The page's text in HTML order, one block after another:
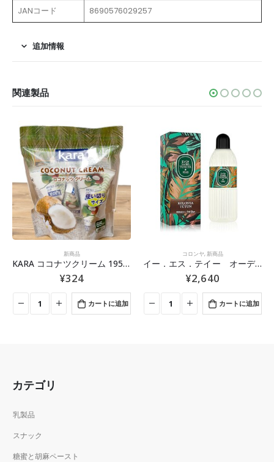
JANコード
8690576029257
追加情報
関連製品
新商品
KARA ココナツクリーム 195ml (65mlx3個）
¥324
カートに追加
コロンヤ,新商品
イー．エス．テイー オーデコロンヤ 400ml
¥2,640
カートに追加
カテゴリ
乳製品
スナック
糖蜜と胡麻ペースト